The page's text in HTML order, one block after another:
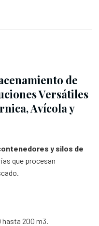
de
Versátiles
Avícola y
y silos de
que procesan
hasta 200 m3.